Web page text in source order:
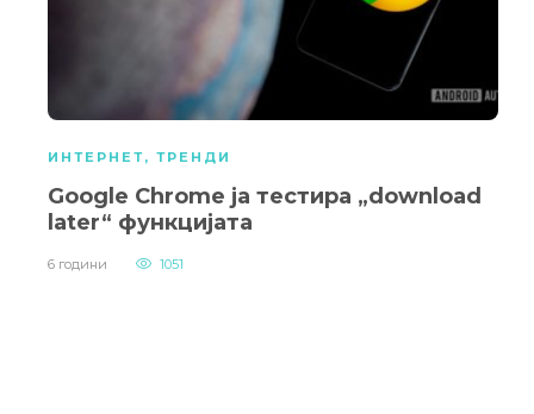
ИНТЕРНЕТ, ТРЕНДИ
Google Chrome ја тестира „download
later“ функцијата
6 години 1051